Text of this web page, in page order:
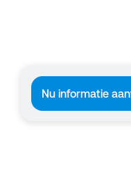
Nu informatie